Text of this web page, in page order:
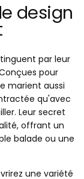
design
par leur
pour
marient aussi
qu'avec
Leur secret
offrant un
balade ou une
une variété